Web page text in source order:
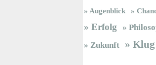
Augenblick
Erfolg
Zukunft
Klug